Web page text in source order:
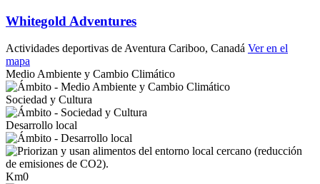
Whitegold Adventures
Actividades deportivas de Aventura Cariboo, Canadá Ver en el
mapa
Medio Ambiente y Cambio Climático
Sociedad y Cultura
Desarrollo local
Km0